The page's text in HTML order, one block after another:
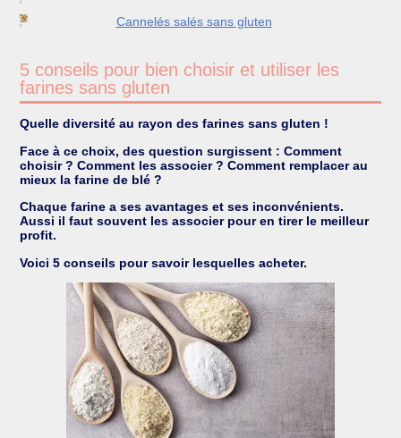
Cannelés salés sans gluten
5 conseils pour bien choisir et utiliser les
farines sans gluten
Quelle diversité au rayon des farines sans gluten !
Face à ce choix, des question surgissent : Comment
choisir ? Comment les associer ? Comment remplacer au
mieux la farine de blé ?
Chaque farine a ses avantages et ses inconvénients.
Aussi il faut souvent les associer pour en tirer le meilleur
profit.
Voici 5 conseils pour savoir lesquelles acheter.